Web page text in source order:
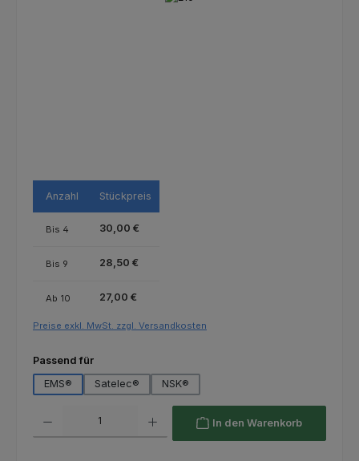
Anzahl Stückpreis
Bis 4 30,00 €
Bis 9 28,50 €
Ab 10 27,00 €
Preise exkl. MwSt. zzgl. Versandkosten
Passend fürauswählen
EMS®
Satelec® NSK®
In den Warenkorb